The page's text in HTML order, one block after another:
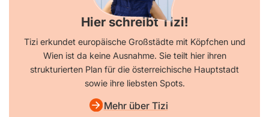
Hier schreibt Tizi!
Tizi erkundet europäische Großstädte mit Köpfchen und
Wien ist da keine Ausnahme. Sie teilt hier ihren
strukturierten Plan für die österreichische Hauptstadt
sowie ihre liebsten Spots.
Mehr über Tizi